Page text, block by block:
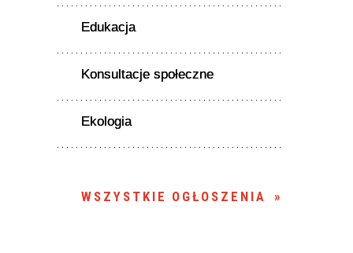
Edukacja
Konsultacje społeczne
Ekologia
WSZYSTKIE OGŁOSZENIA